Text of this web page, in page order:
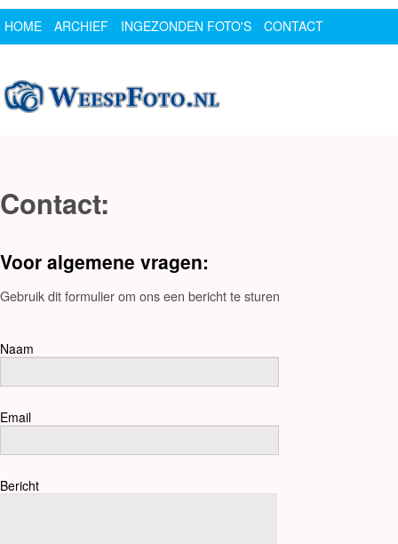
HOME ARCHIEF INGEZONDEN FOTO'S
CONTACT
Contact:
Voor algemene vragen:
Gebruik dit formulier om ons een bericht te sturen
Naam
Email
Bericht